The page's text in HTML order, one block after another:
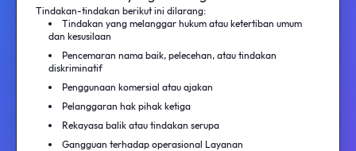
Tindakan-tindakan berikut ini dilarang:
Tindakan yang melanggar hukum atau ketertiban umum
dan kesusilaan
Pencemaran nama baik, pelecehan, atau tindakan
diskriminatif
Penggunaan komersial atau ajakan
Pelanggaran hak pihak ketiga
Rekayasa balik atau tindakan serupa
Gangguan terhadap operasional Layanan